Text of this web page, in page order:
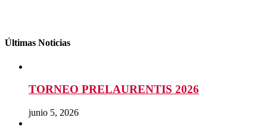
Últimas Noticias
TORNEO PRELAURENTIS 2026
junio 5, 2026